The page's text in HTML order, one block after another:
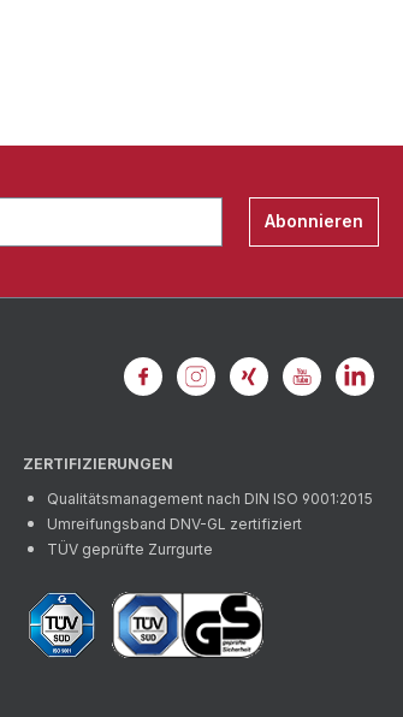
Abonnieren
ZERTIFIZIERUNGEN
Qualitätsmanagement nach DIN ISO 9001:2015
Umreifungsband DNV-GL zertifiziert
TÜV geprüfte Zurrgurte